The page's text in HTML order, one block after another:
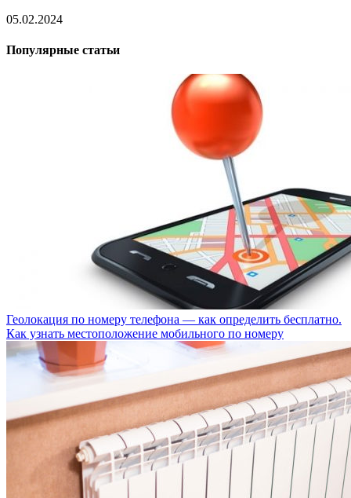
05.02.2024
Популярные статьи
Геолокация по номеру телефона — как определить бесплатно.
Как узнать местоположение мобильного по номеру